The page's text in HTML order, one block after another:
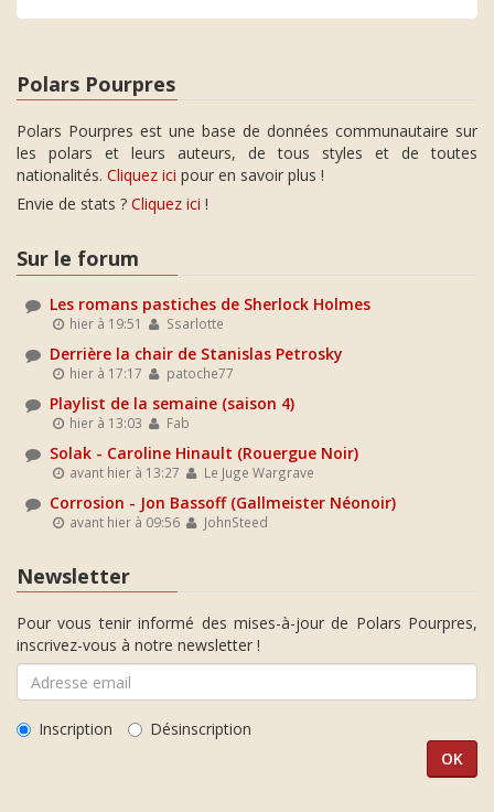
Polars Pourpres
Polars Pourpres est une base de données communautaire sur
les polars et leurs auteurs, de tous styles et de toutes
nationalités. Cliquez ici pour en savoir plus !
Envie de stats ? Cliquez ici !
Sur le forum
Les romans pastiches de Sherlock Holmes
hier à 19:51 Ssarlotte
Derrière la chair de Stanislas Petrosky
hier à 17:17 patoche77
Playlist de la semaine (saison 4)
hier à 13:03 Fab
Solak - Caroline Hinault (Rouergue Noir)
avant hier à 13:27 Le Juge Wargrave
Corrosion - Jon Bassoff (Gallmeister Néonoir)
avant hier à 09:56 JohnSteed
Newsletter
Pour vous tenir informé des mises-à-jour de Polars Pourpres,
inscrivez-vous à notre newsletter !
Inscription Désinscription